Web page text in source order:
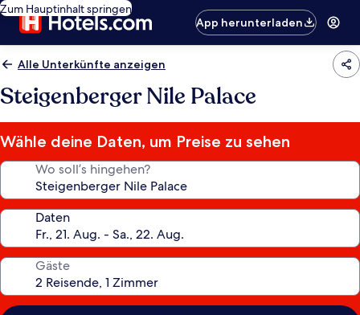
Zum Hauptinhalt springen
App herunterladen
Alle Unterkünfte anzeigen
Steigenberger Nile Palace
Wähle deine Daten, um Preise zu sehen
Wo soll’s hingehen?
Daten
Gäste